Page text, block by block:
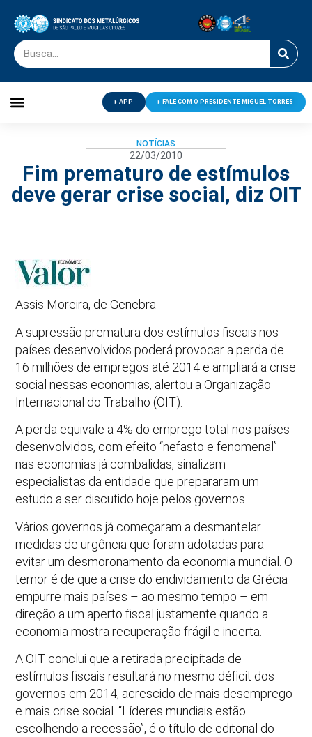
APP FALE COM O PRESIDENTE MIGUEL TORRES
NOTÍCIAS
22/03/2010
Fim prematuro de estímulos
deve gerar crise social, diz OIT
Assis Moreira, de Genebra
A supressão prematura dos estímulos fiscais nos
países desenvolvidos poderá provocar a perda de
16 milhões de empregos até 2014 e ampliará a crise
social nessas economias, alertou a Organização
Internacional do Trabalho (OIT).
A perda equivale a 4% do emprego total nos países
desenvolvidos, com efeito “nefasto e fenomenal”
nas economias já combalidas, sinalizam
especialistas da entidade que prepararam um
estudo a ser discutido hoje pelos governos.
Vários governos já começaram a desmantelar
medidas de urgência que foram adotadas para
evitar um desmoronamento da economia mundial. O
temor é de que a crise do endividamento da Grécia
empurre mais países – ao mesmo tempo – em
direção a um aperto fiscal justamente quando a
economia mostra recuperação frágil e incerta.
A OIT conclui que a retirada precipitada de
estímulos fiscais resultará no mesmo déficit dos
governos em 2014, acrescido de mais desemprego
e mais crise social. “Líderes mundiais estão
escolhendo a recessão”, é o título de editorial do